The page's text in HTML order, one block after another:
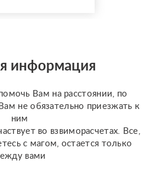
чувства,
????
???...
информация
Вам на расстоянии, по
не обязательно приезжать к
ним
во взвиморасчетах. Все,
с магом, остается только
вами